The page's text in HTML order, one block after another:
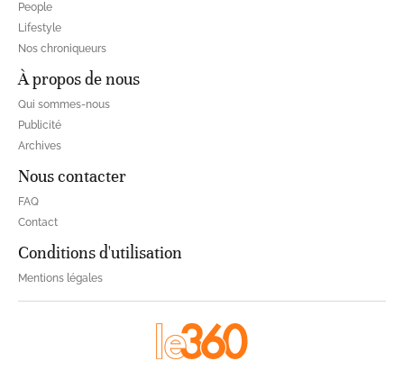
People
Lifestyle
Nos chroniqueurs
À propos de nous
Qui sommes-nous
Publicité
Archives
Nous contacter
FAQ
Contact
Conditions d'utilisation
Mentions légales